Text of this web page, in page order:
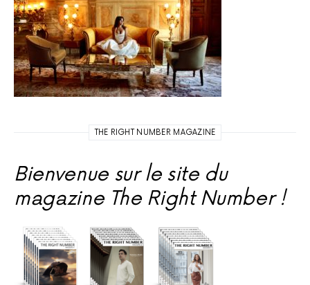
THE RIGHT NUMBER MAGAZINE
Bienvenue sur le site du
magazine The Right Number !